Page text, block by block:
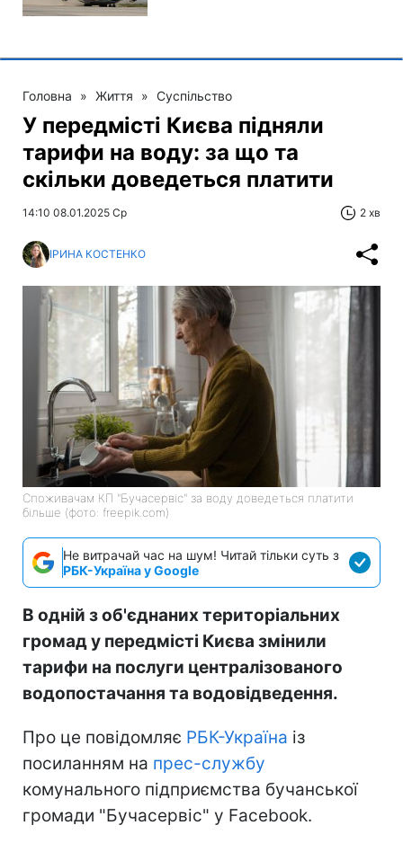
Головна » Життя » Суспільство
У передмісті Києва підняли
тарифи на воду: за що та
скільки доведеться платити
14:10 08.01.2025 Ср 2 хв
ІРИНА КОСТЕНКО
Споживачам КП "Бучасервіс" за воду доведеться платити
більше (фото: freepik.com)
Не витрачай час на шум! Читай тільки суть з
РБК-Україна у Google
В одній з об'єднаних територіальних
громад у передмісті Києва змінили
тарифи на послуги централізованого
водопостачання та водовідведення.
Про це повідомляє РБК-Україна із
посиланням на прес-службу
комунального підприємства бучанської
громади "Бучасервіс" у Facebook.